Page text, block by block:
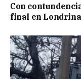
Con
final en Londrina